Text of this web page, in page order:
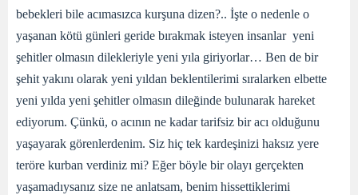
bebekleri bile acımasızca kurşuna dizen?.. İşte o nedenle o
yaşanan kötü günleri geride bırakmak isteyen insanlar yeni
şehitler olmasın dilekleriyle yeni yıla giriyorlar… Ben de bir
şehit yakını olarak yeni yıldan beklentilerimi sıralarken elbette
yeni yılda yeni şehitler olmasın dileğinde bulunarak hareket
ediyorum. Çünkü, o acının ne kadar tarifsiz bir acı olduğunu
yaşayarak görenlerdenim. Siz hiç tek kardeşinizi haksız yere
teröre kurban verdiniz mi? Eğer böyle bir olayı gerçekten
yaşamadıysanız size ne anlatsam, benim hissettiklerimi